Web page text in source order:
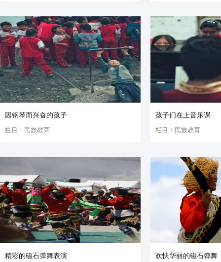
因钢琴而兴奋的孩子
栏目：民族教育
孩子们在上音乐课
栏目：民族教育
精彩的磁石弹舞表演
欢快华丽的磁石弹舞